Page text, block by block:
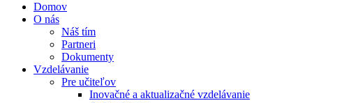
Domov
O nás
Náš tím
Partneri
Dokumenty
Vzdelávanie
Pre učiteľov
Inovačné a aktualizačné vzdelávanie